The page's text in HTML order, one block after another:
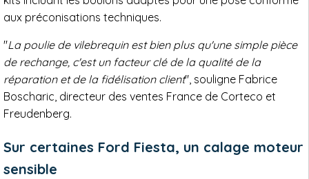
aux préconisations techniques.
"La poulie de vilebrequin est bien plus qu'une simple pièce
de rechange, c'est un facteur clé de la qualité de la
réparation et de la fidélisation client", souligne Fabrice
Boscharic, directeur des ventes France de Corteco et
Freudenberg.
Sur certaines Ford Fiesta, un calage moteur
sensible